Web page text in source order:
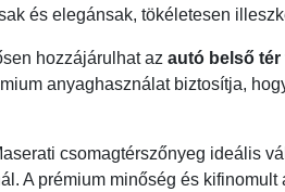
és elegánsak, tökéletesen
hozzájárulhat azautó belső tér
anyaghasználat biztosítja,
csomagtérszőnyeg ideális
A prémium minőség és